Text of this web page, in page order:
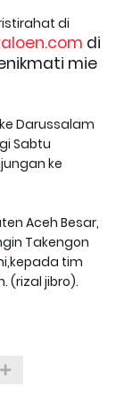
di
di
mie
Darussalam
Sabtu
ke
Aceh Besar,
Takengon
tim
(rizal jibro).